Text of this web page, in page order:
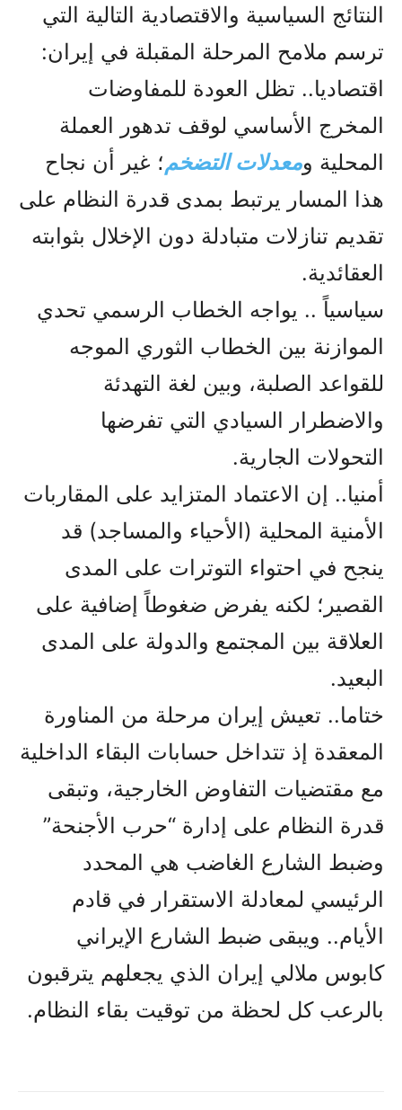
النتائج السياسية والاقتصادية التالية التي
ترسم ملامح المرحلة المقبلة في إيران:
اقتصاديا.. تظل العودة للمفاوضات
المخرج الأساسي لوقف تدهور العملة
المحلية ومعدلات التضخم؛ غير أن نجاح
هذا المسار يرتبط بمدى قدرة النظام على
تقديم تنازلات متبادلة دون الإخلال بثوابته
العقائدية.
سياسياً .. يواجه الخطاب الرسمي تحدي
الموازنة بين الخطاب الثوري الموجه
للقواعد الصلبة، وبين لغة التهدئة
والاضطرار السيادي التي تفرضها
التحولات الجارية.
أمنيا.. إن الاعتماد المتزايد على المقاربات
الأمنية المحلية (الأحياء والمساجد) قد
ينجح في احتواء التوترات على المدى
القصير؛ لكنه يفرض ضغوطاً إضافية على
العلاقة بين المجتمع والدولة على المدى
البعيد.
ختاما.. تعيش إيران مرحلة من المناورة
المعقدة إذ تتداخل حسابات البقاء الداخلية
مع مقتضيات التفاوض الخارجية، وتبقى
قدرة النظام على إدارة “حرب الأجنحة”
وضبط الشارع الغاضب هي المحدد
الرئيسي لمعادلة الاستقرار في قادم
الأيام.. ويبقى ضبط الشارع الإيراني
كابوس ملالي إيران الذي يجعلهم يترقبون
بالرعب كل لحظة من توقيت بقاء النظام.